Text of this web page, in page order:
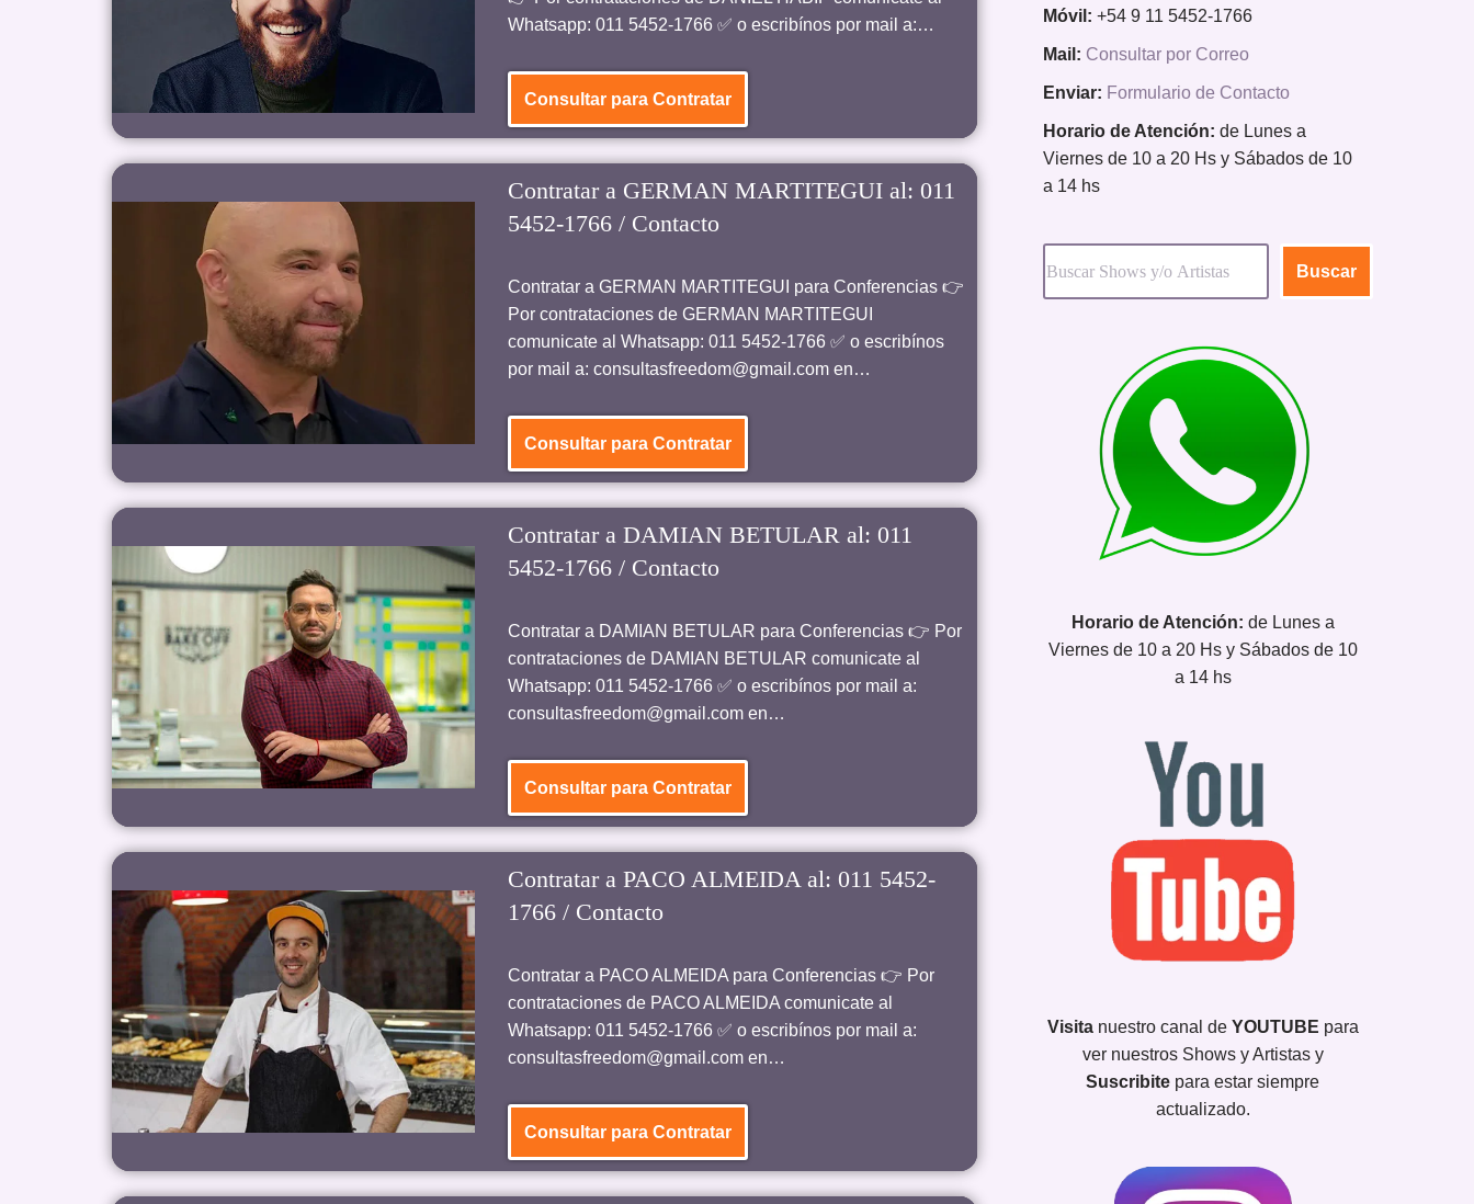
Whatsapp: 011 5452-1766 ✅ o escribínos por mail a:…
Consultar para Contratar
Contratar a GERMAN MARTITEGUI al: 011
5452-1766 / Contacto
Contratar a GERMAN MARTITEGUI para Conferencias 👉
Por contrataciones de GERMAN MARTITEGUI
comunicate al Whatsapp: 011 5452-1766 ✅ o escribínos
por mail a: consultasfreedom@gmail.com en…
Consultar para Contratar
Contratar a DAMIAN BETULAR al: 011
5452-1766 / Contacto
Contratar a DAMIAN BETULAR para Conferencias 👉 Por
contrataciones de DAMIAN BETULAR comunicate al
Whatsapp: 011 5452-1766 ✅ o escribínos por mail a:
consultasfreedom@gmail.com en…
Consultar para Contratar
Contratar a PACO ALMEIDA al: 011 5452-
1766 / Contacto
Contratar a PACO ALMEIDA para Conferencias 👉 Por
contrataciones de PACO ALMEIDA comunicate al
Whatsapp: 011 5452-1766 ✅ o escribínos por mail a:
consultasfreedom@gmail.com en…
Consultar para Contratar
Móvil: +54 9 11 5452-1766
Mail: Consultar por Correo
Enviar: Formulario de Contacto
Horario de Atención: de Lunes a
Viernes de 10 a 20 Hs y Sábados de 10
a 14 hs
Buscar
Horario de Atención: de Lunes a
Viernes de 10 a 20 Hs y Sábados de 10
a 14 hs
Visita nuestro canal de YOUTUBE para
ver nuestros Shows y Artistas y
Suscribite para estar siempre
actualizado.